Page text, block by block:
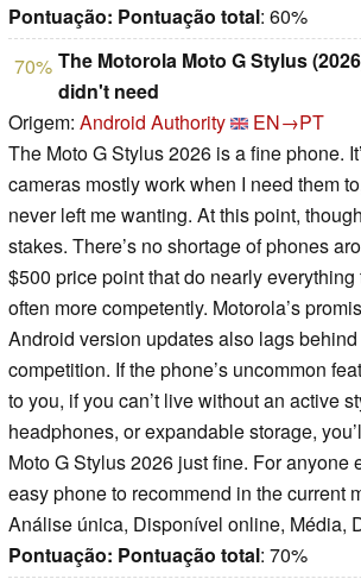
Pontuação: Pontuação total: 60%
70% The Motorola Moto G Stylus
didn't need
Origem: Android Authority
EN→PT
The Moto G Stylus 2026 is a fine phone.
cameras mostly work when I need them
never left me wanting. At this point,
stakes. There’s no shortage of phones
$500 price point that do nearly
often more competently. Motorola’s
Android version updates also lags
competition. If the phone’s uncommon
to you, if you can’t live without an active
headphones, or expandable storage,
Moto G Stylus 2026 just fine. For anyone
easy phone to recommend in the current
Análise única, Disponível online, Média,
Pontuação: Pontuação total: 70%